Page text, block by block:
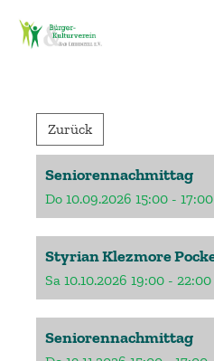
Zurück
Seniorennachmittag
Do 10.09.2026 15:00 - 17:00
Sa 10.10.2026 19:00 - 22:00
Seniorennachmittag